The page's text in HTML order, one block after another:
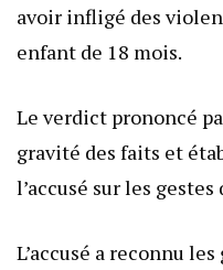
avoir infligé des
enfant de 18 mois.
Le verdict prononcé
gravité des faits et
l’accusé sur les
L’accusé a reconnu